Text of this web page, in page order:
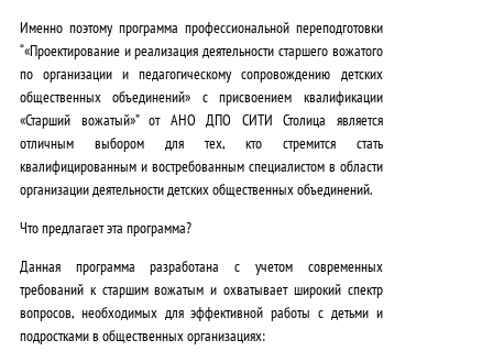
Именно поэтому программа профессиональной переподготовки
“«Проектирование и реализация деятельности старшего вожатого
по организации и педагогическому сопровождению детских
общественных объединений» с присвоением квалификации
«Старший вожатый»” от АНО ДПО СИТИ Столица является
отличным выбором для тех, кто стремится стать
квалифицированным и востребованным специалистом в области
организации деятельности детских общественных объединений.
Что предлагает эта программа?
Данная программа разработана с учетом современных
требований к старшим вожатым и охватывает широкий спектр
вопросов, необходимых для эффективной работы с детьми и
подростками в общественных организациях: